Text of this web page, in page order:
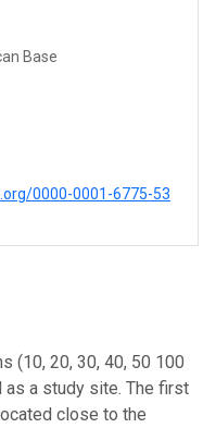
Base
0000-0001-6775-53
(10, 20, 30, 40, 50 100
a study site. The first
close to the